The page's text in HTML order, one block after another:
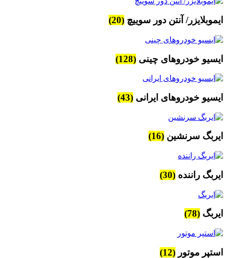
ایموبلایزر/ آنتن دور سوییچ (20)
ایسیو خودروهای چینی (128)
ایسیو خودروهای ایرانی (43)
ایربگ سرنشین (16)
ایربگ راننده (30)
ایربگ (78)
استپر موتور (12)